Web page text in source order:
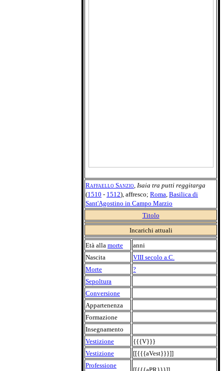
Raffaello Sanzio, Isaia tra putti reggitarga
(1510 - 1512), affresco; Roma, Basilica di
Sant'Agostino in Campo Marzio
Titolo
Incarichi attuali
Età alla morte
anni
Nascita
VIII secolo a.C.
Morte
?
Sepoltura
Conversione
Appartenenza
Formazione
Insegnamento
Vestizione
{{{V}}}
Vestizione
[[{{{aVest}}}]]
Professione